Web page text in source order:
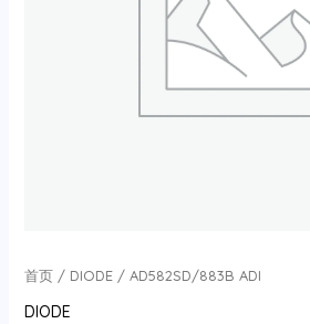
首页/ DIODE/ AD582SD/883B ADI
DIODE